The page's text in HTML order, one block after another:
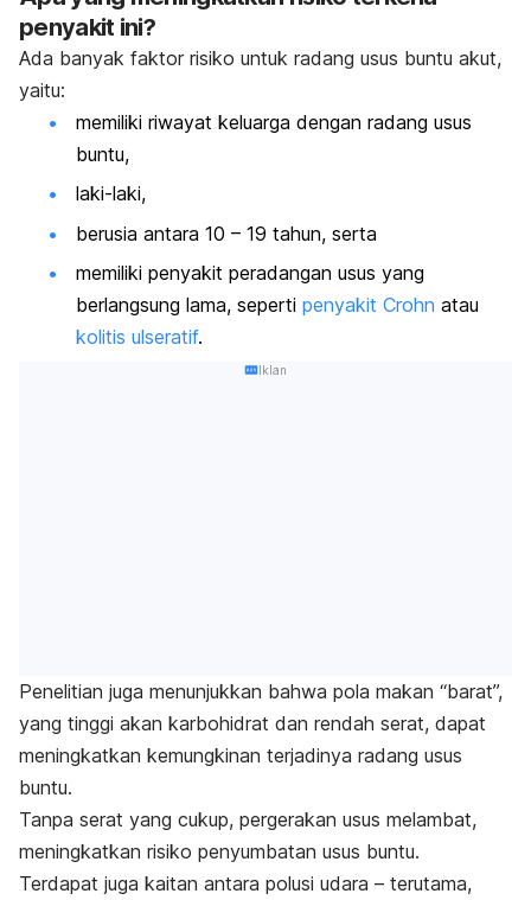
penyakit ini?
Ada banyak faktor risiko untuk radang usus buntu akut,
yaitu:
memiliki riwayat keluarga dengan radang usus
buntu,
laki-laki,
berusia antara 10 – 19 tahun, serta
memiliki penyakit peradangan usus yang
berlangsung lama, seperti penyakit Crohn atau
kolitis ulseratif.
Iklan
Penelitian juga menunjukkan bahwa pola makan “barat”,
yang tinggi akan karbohidrat dan rendah serat, dapat
meningkatkan kemungkinan terjadinya radang usus
buntu.
Tanpa serat yang cukup, pergerakan usus melambat,
meningkatkan risiko penyumbatan usus buntu.
Terdapat juga kaitan antara polusi udara – terutama,